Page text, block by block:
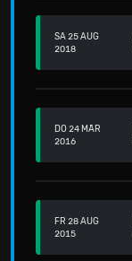
SA 25 AUG
2018
DO 24 MÄR
2016
FR 28 AUG
2015